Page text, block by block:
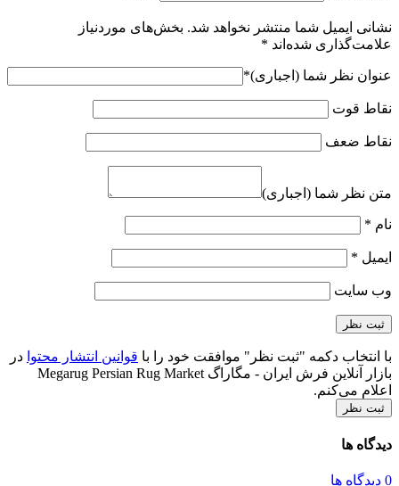
نشانی ایمیل شما منتشر نخواهد شد. بخش‌های موردنیاز
علامت‌گذاری شده‌اند *
عنوان نظر شما (اجباری)*
نقاط قوت
نقاط ضعف
متن نظر شما (اجباری)
نام *
ایمیل *
وب‌ سایت
با انتخاب دکمه "ثبت نظر" موافقت خود را با قوانین انتشار محتوا در
بازار آنلاین فرش ایران - مگاراگ Megarug Persian Rug Market
اعلام می‌کنم.
ثبت نظر
دیدگاه ها
0 دیدگاه ها